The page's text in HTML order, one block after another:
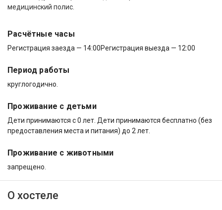
медицинский полис.
Расчётные часы
Регистрация заезда — 14:00Регистрация выезда — 12:00
Период работы
круглогодично.
Проживание с детьми
Дети принимаются с 0 лет. Дети принимаются бесплатно (без
предоставления места и питания) до 2 лет.
Проживание с животными
запрещено.
О хостеле